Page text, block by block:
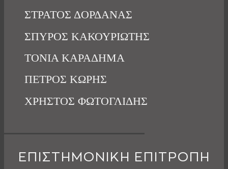
ΣΤΡΑΤΟΣ ΔΟΡΔΑΝΑΣ
ΣΠΥΡΟΣ ΚΑΚΟΥΡΙΩΤΗΣ
ΤΟΝΙΑ ΚΑΡΑΔΗΜΑ
ΠΕΤΡΟΣ ΚΩΡΗΣ
ΧΡΗΣΤΟΣ ΦΩΤΟΓΛΙΔΗΣ
ΕΠΙΣΤΗΜΟΝΙΚΗ ΕΠΙΤΡΟΠΗ